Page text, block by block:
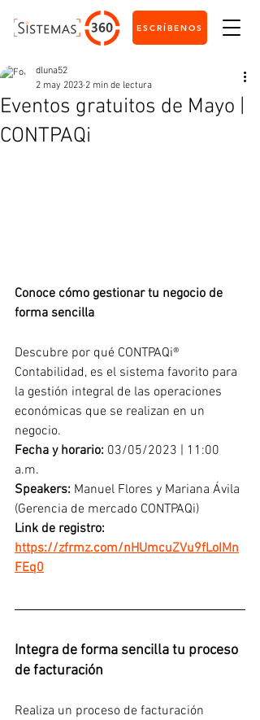
ESCRÍBENOS
Eventos gratuitos de Mayo |
CONTPAQi
dluna52
2 may 2023 2 min de lectura
Conoce cómo gestionar tu negocio de
forma sencilla
Descubre por qué CONTPAQi®
Contabilidad, es el sistema favorito para
la gestión integral de las operaciones
económicas que se realizan en un
negocio.
Fecha y horario: 03/05/2023 | 11:00
a.m.
Speakers: Manuel Flores y Mariana Ávila
(Gerencia de mercado CONTPAQi)
Link de registro:
https://zfrmz.com/nHUmcuZVu9fLoIMn
FEq0
Integra de forma sencilla tu proceso
de facturación
Realiza un proceso de facturación